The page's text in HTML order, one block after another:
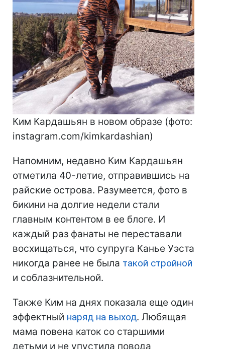
Ким Кардашьян в новом образе (фото:
instagram.com/kimkardashian)
Напомним, недавно Ким Кардашьян
отметила 40-летие, отправившись на
райские острова. Разумеется, фото в
бикини на долгие недели стали
главным контентом в ее блоге. И
каждый раз фанаты не переставали
восхищаться, что супруга Канье Уэста
никогда ранее не была такой стройной
и соблазнительной.
Также Ким на днях показала еще один
эффектный наряд на выход. Любящая
мама повена каток со старшими
детьми и не упустила повода